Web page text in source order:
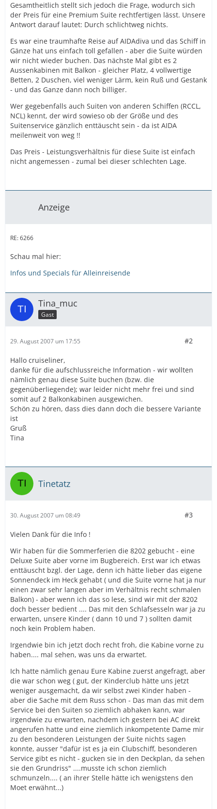
Gesamtheitlich stellt sich jedoch die Frage, wodurch sich
der Preis für eine Premium Suite rechtfertigen lässt. Unsere
Antwort darauf lautet: Durch schlichtweg nichts.
Es war eine traumhafte Reise auf AIDAdiva und das Schiff in
Gänze hat uns einfach toll gefallen - aber die Suite würden
wir nicht wieder buchen. Das nächste Mal gibt es 2
Aussenkabinen mit Balkon - gleicher Platz, 4 vollwertige
Betten, 2 Duschen, viel weniger Lärm, kein Ruß und Gestank
- und das Ganze dann noch billiger.
Wer gegebenfalls auch Suiten von anderen Schiffen (RCCL,
NCL) kennt, der wird sowieso ob der Größe und des
Suitenservice gänzlich enttäuscht sein - da ist AIDA
meilenweit von weg !!
Das Preis - Leistungsverhältnis für diese Suite ist einfach
nicht angemessen - zumal bei dieser schlechten Lage.
Anzeige
RE: 6266
Schau mal hier:
Infos und Specials für Alleinreisende
Tina_muc
Gast
29. August 2007 um 17:55 #2
Hallo cruiseliner,
danke für die aufschlussreiche Information - wir wollten
nämlich genau diese Suite buchen (bzw. die
gegenüberliegende); war leider nicht mehr frei und sind
somit auf 2 Balkonkabinen ausgewichen.
Schön zu hören, dass dies dann doch die bessere Variante
ist
Gruß
Tina
Tinetatz
30. August 2007 um 08:49 #3
Vielen Dank für die Info !
Wir haben für die Sommerferien die 8202 gebucht - eine
Deluxe Suite aber vorne im Bugbereich. Erst war ich etwas
enttäuscht bzgl. der Lage, denn ich hätte lieber das eigene
Sonnendeck im Heck gehabt ( und die Suite vorne hat ja nur
einen zwar sehr langen aber im Verhältnis recht schmalen
Balkon) - aber wenn ich das so lese, sind wir mit der 8202
doch besser bedient .... Das mit den Schlafsesseln war ja zu
erwarten, unsere Kinder ( dann 10 und 7 ) sollten damit
noch kein Problem haben.
Irgendwie bin ich jetzt doch recht froh, die Kabine vorne zu
haben.... mal sehen, was uns da erwartet.
Ich hatte nämlich genau Eure Kabine zuerst angefragt, aber
die war schon weg ( gut, der Kinderclub hätte uns jetzt
weniger ausgemacht, da wir selbst zwei Kinder haben -
aber die Sache mit dem Russ schon - Das man das mit dem
Service bei den Suiten so ziemlich abhaken kann, war
irgendwie zu erwarten, nachdem ich gestern bei AC direkt
angerufen hatte und eine ziemlich inkompetente Dame mir
zu den besonderen Leistungen der Suite nichts sagen
konnte, ausser "dafür ist es ja ein Clubschiff, besonderen
Service gibt es nicht - gucken sie in den Deckplan, da sehen
sie den Grundriss" ....musste ich schon ziemlich
schmunzeln.... ( an ihrer Stelle hätte ich wenigstens den
Moet erwähnt...)